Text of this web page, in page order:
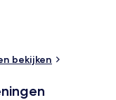
bekijken